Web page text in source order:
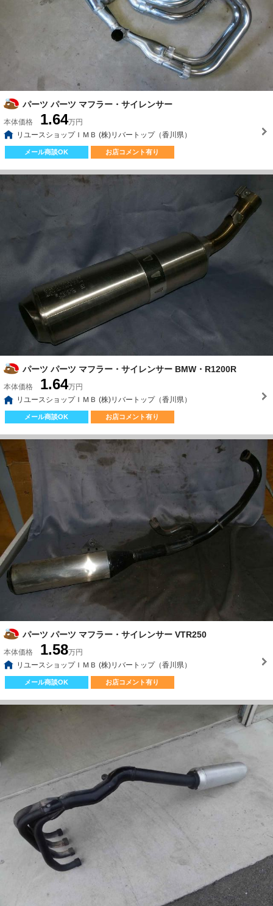
パーツ パーツ マフラー・サイレンサー
本体価格 1.64万円
リユースショップＩＭＢ (株)リバートップ（香川県）
メール商談OK お店コメント有り
パーツ パーツ マフラー・サイレンサー BMW・R1200R
本体価格 1.64万円
リユースショップＩＭＢ (株)リバートップ（香川県）
メール商談OK お店コメント有り
パーツ パーツ マフラー・サイレンサー VTR250
本体価格 1.58万円
リユースショップＩＭＢ (株)リバートップ（香川県）
メール商談OK お店コメント有り